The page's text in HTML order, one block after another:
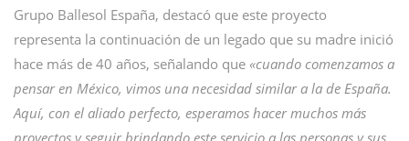
Grupo Ballesol España, destacó que este proyecto
representa la continuación de un legado que su madre inició
hace más de 40 años, señalando que «cuando comenzamos a
pensar en México, vimos una necesidad similar a la de España.
Aquí, con el aliado perfecto, esperamos hacer muchos más
proyectos y seguir brindando este servicio a las personas y sus